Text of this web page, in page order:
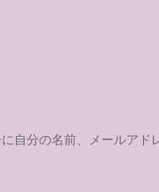
自分の名前、メールアド